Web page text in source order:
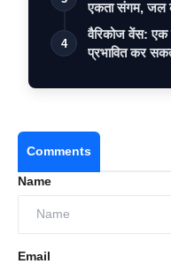
एकता संगम,
4
वैरिकोज वेंस:
प्रभावित कर
Comments
Name
Email